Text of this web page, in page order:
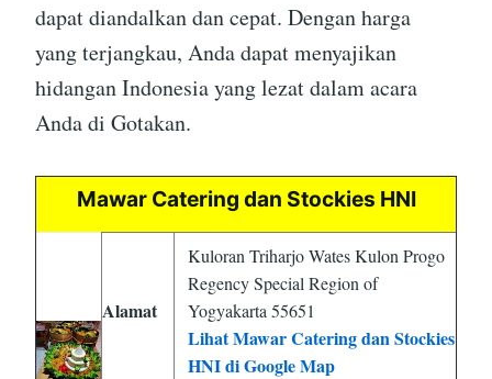
dapat diandalkan dan cepat. Dengan harga
yang terjangkau, Anda dapat menyajikan
hidangan Indonesia yang lezat dalam acara
Anda di Gotakan.
Mawar Catering dan Stockies HNI
Alamat
Kuloran Triharjo Wates Kulon Progo
Regency Special Region of
Yogyakarta 55651
Lihat Mawar Catering dan Stockies
HNI di Google Map